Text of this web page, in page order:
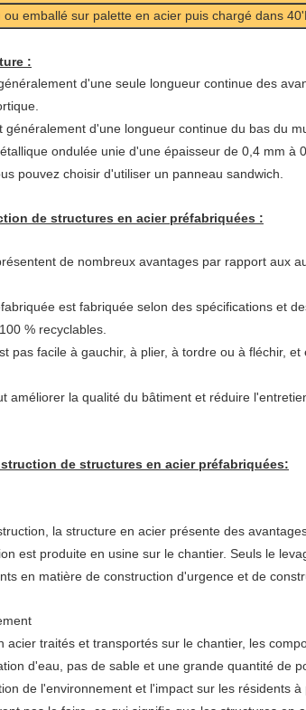
ou emballé sur palette en acier puis chargé dans
:
d'une seule longueur continue des
généralement d'une longueur continue du bas du
ondulée unie d'une épaisseur de 0,4 mm à
pouvez choisir d'utiliser un panneau sandwich.
de structures en acier préfabriquées :
de nombreux avantages par rapport aux
est fabriquée selon des spécifications et
% recyclables.
pas facile à gauchir, à plier, à tordre ou à fléchir,
améliorer la qualité du bâtiment et réduire
de structures en acier préfabriquées:
la structure en acier présente des
est produite en usine sur le chantier. Seuls le
en matière de construction d'urgence et de
acier traités et transportés sur le chantier, les
d'eau, pas de sable et une grande quantité de
de l'environnement et l'impact sur les résidents